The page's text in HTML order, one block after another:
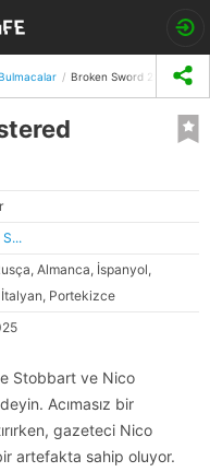
Broken Sword 2:
Almanca, İspanyol,
İtalyan, Portekizce
Stobbart ve Nico
Acımasız bir
gazeteci Nico
artefakta sahip oluyor.